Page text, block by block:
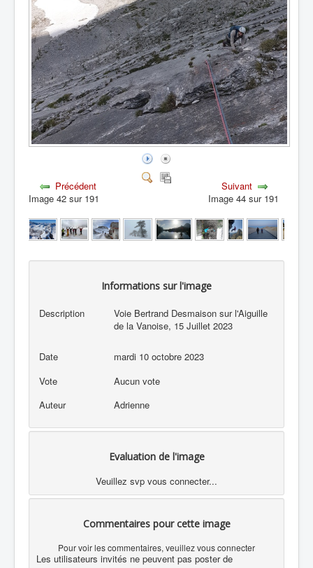
Précédent
Image 42 sur 191
Suivant
Image 44 sur 191
Informations sur l'image
Description
Voie Bertrand Desmaison sur l'Aiguille
de la Vanoise, 15 Juillet 2023
Date
mardi 10 octobre 2023
Vote
Aucun vote
Auteur
Adrienne
Evaluation de l'image
Veuillez svp vous connecter...
Commentaires pour cette image
Pour voir les commentaires, veuillez vous connecter
Les utilisateurs invités ne peuvent pas poster de